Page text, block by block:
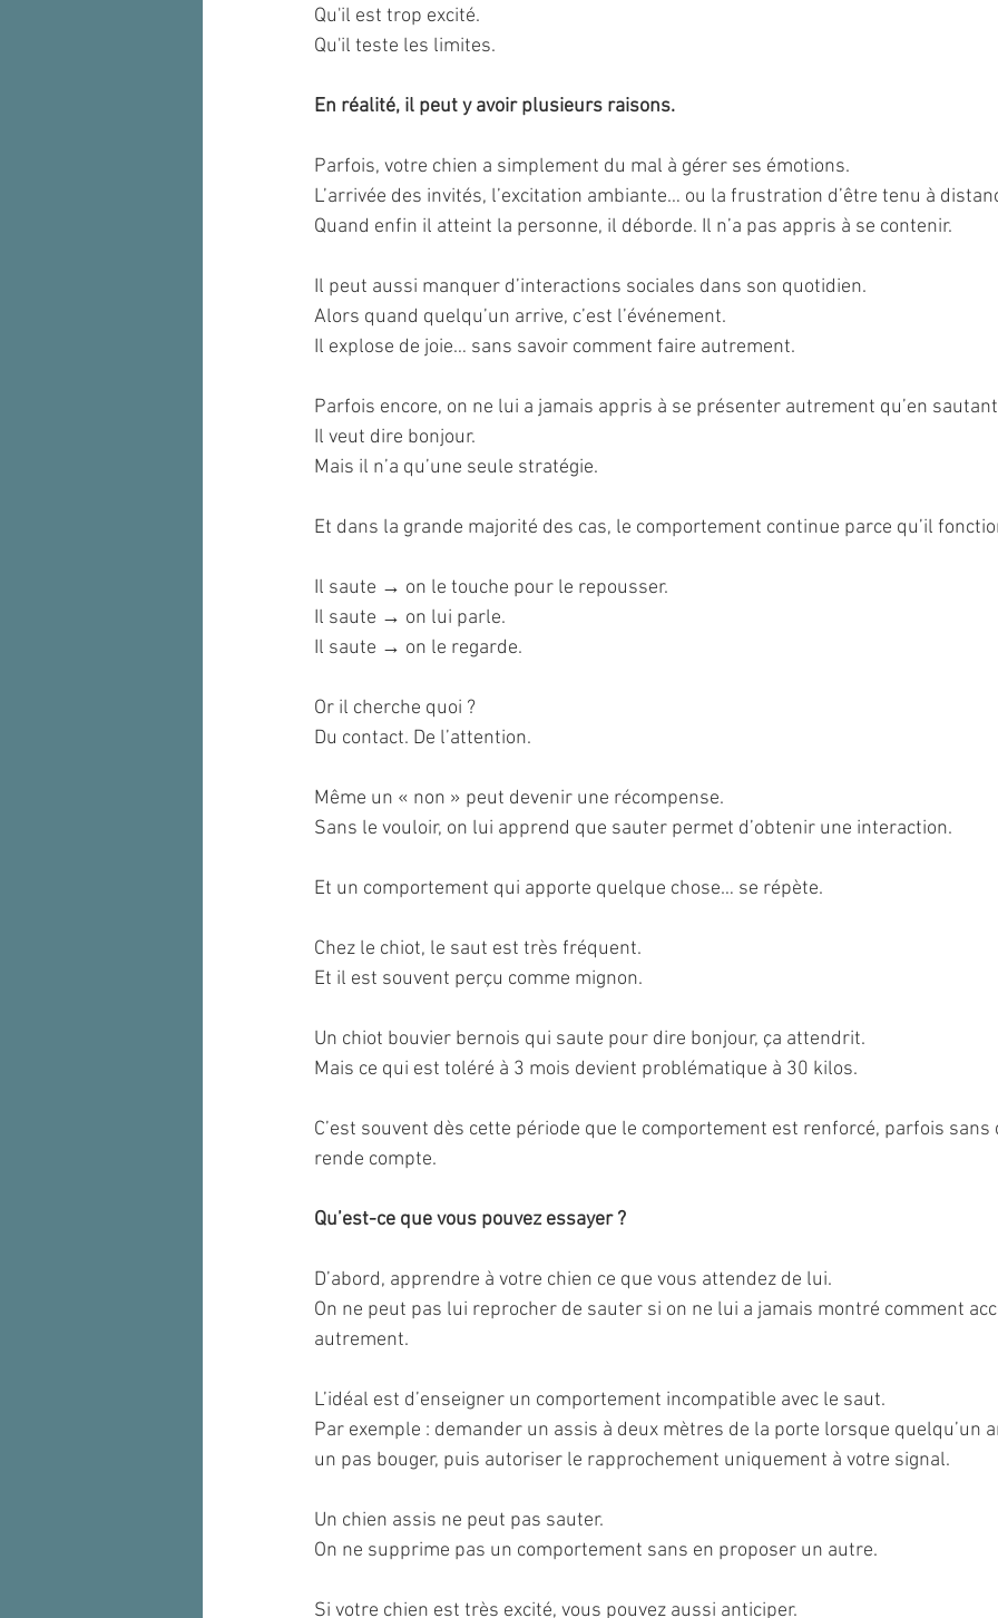
Qu'il est trop excité.
Qu'il teste les limites.
En réalité, il peut y avoir plusieurs raisons.
Parfois, votre chien a simplement du mal à gérer ses émotions.
L’arrivée des invités, l’excitation ambiante… ou la frustration d’être tenu à
Quand enfin il atteint la personne, il déborde. Il n’a pas appris à se contenir.
Il peut aussi manquer d’interactions sociales dans son quotidien.
Alors quand quelqu’un arrive, c’est l’événement.
Il explose de joie… sans savoir comment faire autrement.
Parfois encore, on ne lui a jamais appris à se présenter autrement qu’en
Il veut dire bonjour.
Mais il n’a qu’une seule stratégie.
Et dans la grande majorité des cas, le comportement continue parce qu’il
Il saute → on le touche pour le repousser.
Il saute → on lui parle.
Il saute → on le regarde.
Or il cherche quoi ?
Du contact. De l’attention.
Même un « non » peut devenir une récompense.
Sans le vouloir, on lui apprend que sauter permet d’obtenir une interaction.
Et un comportement qui apporte quelque chose… se répète.
Chez le chiot, le saut est très fréquent.
Et il est souvent perçu comme mignon.
Un chiot bouvier bernois qui saute pour dire bonjour, ça attendrit.
Mais ce qui est toléré à 3 mois devient problématique à 30 kilos.
C’est souvent dès cette période que le comportement est renforcé, parfois sans
rende compte.
Qu’est-ce que vous pouvez essayer ?
D’abord, apprendre à votre chien ce que vous attendez de lui.
On ne peut pas lui reprocher de sauter si on ne lui a jamais montré comment
autrement.
L’idéal est d’enseigner un comportement incompatible avec le saut.
Par exemple : demander un assis à deux mètres de la porte lorsque quelqu’un
un pas bouger, puis autoriser le rapprochement uniquement à votre signal.
Un chien assis ne peut pas sauter.
On ne supprime pas un comportement sans en proposer un autre.
Si votre chien est très excité, vous pouvez aussi anticiper.